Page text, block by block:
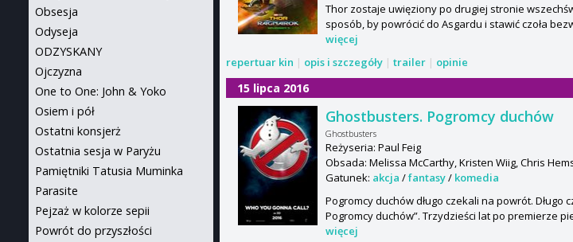
Thor zostaje uwięziony po drugiej stronie
sposób, by powrócić do Asgardu i stawić czoła
więcej
repertuar kin | opis i szczegóły | trailer | opinie
15 lipca 2016
Ghostbusters. Pogromcy duchów
Ghostbusters
Reżyseria: Paul Feig
Obsada: Melissa McCarthy, Kristen Wiig, Chris
Gatunek: akcja /fantasy/ komedia
Pogromcy duchów długo czekali na powrót.
Pogromcy duchów”. Trzydzieści lat po premierze
więcej
Obsesja
Odyseja
ODZYSKANY
Ojczyzna
One to One: John & Yoko
Osiem i pół
Ostatni konsjerż
Ostatnia sesja w Paryżu
Pamiętniki Tatusia Muminka
Parasite
Pejzaż w kolorze sepii
Powrót do przyszłości